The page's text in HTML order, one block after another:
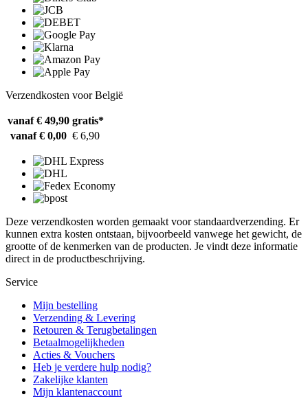
Verzendkosten voor België
vanaf € 49,90 gratis*
vanaf € 0,00 € 6,90
Deze verzendkosten worden gemaakt voor standaardverzending. Er
kunnen extra kosten ontstaan, bijvoorbeeld vanwege het gewicht, de
grootte of de kenmerken van de producten. Je vindt deze informatie
direct in de productbeschrijving.
Service
Mijn bestelling
Verzending & Levering
Retouren & Terugbetalingen
Betaalmogelijkheden
Acties & Vouchers
Heb je verdere hulp nodig?
Zakelijke klanten
Mijn klantenaccount